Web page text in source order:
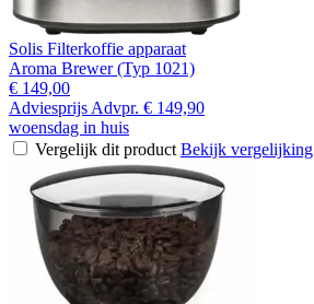
Solis Filterkoffie apparaat
Aroma Brewer (Typ 1021)
€ 149,00
Adviesprijs Advpr. € 149,90
woensdag in huis
Vergelijk dit product Bekijk vergelijking